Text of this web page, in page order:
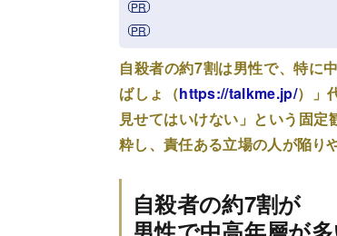
自殺者の約7割は男性で、特に
ばしょ（https://talkme.jp/）」
見せてはいけない」という固
粋し、責任ある立場の人が陥り
自殺者の約7割が